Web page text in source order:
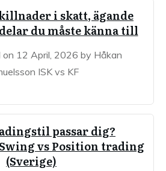
i skatt, ägande
du måste känna till
12 April, 2026 by Håkan
ISK vs KF
passar dig?
vs Position trading
(Sverige)